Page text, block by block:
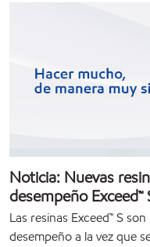
Noticia: Nuevas
desempeño Exceed™
Las resinas Exceed™ S
desempeño a la vez que